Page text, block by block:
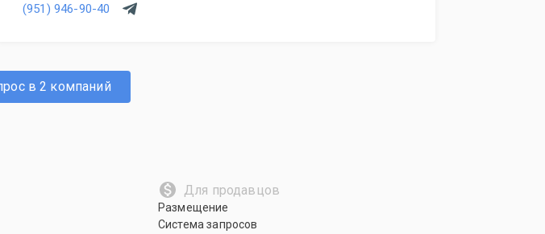
(951) 946-90-40
в 2 компаний
Для продавцов
Размещение
Система запросов